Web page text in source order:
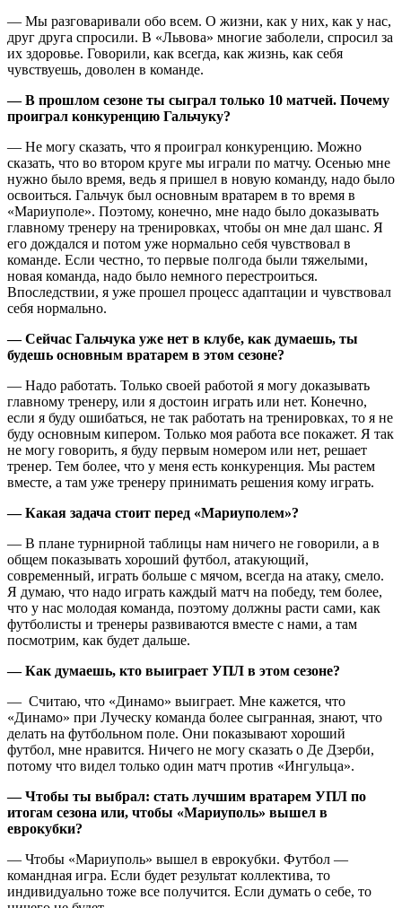
— Мы разговаривали обо всем. О жизни, как у них, как у нас,
друг друга спросили. В «Львова» многие заболели, спросил за
их здоровье. Говорили, как всегда, как жизнь, как себя
чувствуешь, доволен в команде.
— В прошлом сезоне ты сыграл только 10 матчей. Почему
проиграл конкуренцию Гальчуку?
— Не могу сказать, что я проиграл конкуренцию. Можно
сказать, что во втором круге мы играли по матчу. Осенью мне
нужно было время, ведь я пришел в новую команду, надо было
освоиться. Гальчук был основным вратарем в то время в
«Мариуполе». Поэтому, конечно, мне надо было доказывать
главному тренеру на тренировках, чтобы он мне дал шанс. Я
его дождался и потом уже нормально себя чувствовал в
команде. Если честно, то первые полгода были тяжелыми,
новая команда, надо было немного перестроиться.
Впоследствии, я уже прошел процесс адаптации и чувствовал
себя нормально.
— Сейчас Гальчука уже нет в клубе, как думаешь, ты
будешь основным вратарем в этом сезоне?
— Надо работать. Только своей работой я могу доказывать
главному тренеру, или я достоин играть или нет. Конечно,
если я буду ошибаться, не так работать на тренировках, то я не
буду основным кипером. Только моя работа все покажет. Я так
не могу говорить, я буду первым номером или нет, решает
тренер. Тем более, что у меня есть конкуренция. Мы растем
вместе, а там уже тренеру принимать решения кому играть.
— Какая задача стоит перед «Мариуполем»?
— В плане турнирной таблицы нам ничего не говорили, а в
общем показывать хороший футбол, атакующий,
современный, играть больше с мячом, всегда на атаку, смело.
Я думаю, что надо играть каждый матч на победу, тем более,
что у нас молодая команда, поэтому должны расти сами, как
футболисты и тренеры развиваются вместе с нами, а там
посмотрим, как будет дальше.
— Как думаешь, кто выиграет УПЛ в этом сезоне?
— Считаю, что «Динамо» выиграет. Мне кажется, что
«Динамо» при Луческу команда более сыгранная, знают, что
делать на футбольном поле. Они показывают хороший
футбол, мне нравится. Ничего не могу сказать о Де Дзерби,
потому что видел только один матч против «Ингульца».
— Чтобы ты выбрал: стать лучшим вратарем УПЛ по
итогам сезона или, чтобы «Мариуполь» вышел в
еврокубки?
— Чтобы «Мариуполь» вышел в еврокубки. Футбол —
командная игра. Если будет результат коллектива, то
индивидуально тоже все получится. Если думать о себе, то